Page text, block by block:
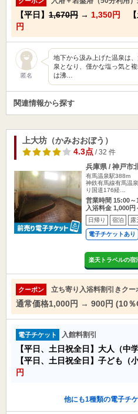
【平日】 1,670円 → 1,350円 【
円
匿名
地下から汲み上げた温泉は
泉となり、僅かな塩っ気と
は沸…
関連情報から探す
上大坊（かみおおぼう）
4.3点/ 32 件
兵庫県 / 神戸市
有馬温泉駅388m
神鉄有馬線有馬温
り国道176経…
営業時間 15:00～
入浴料金 1,000円
日帰り 宿泊 露
電子チケットあり
楽天トラベルの宿
クーポン 立ち寄り入浴料割引きクー
通常価格1,000円 → 900円 (10％
電子チケット 入館料割引
【平日、土日祝全日】大人（中
【平日、土日祝全日】子ども（
円
他にも1種類の電子チ